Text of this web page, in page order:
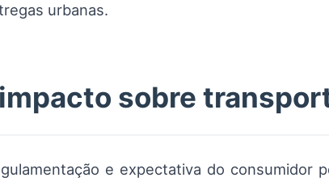
urbanas.
sobre
e expectativa do consumidor